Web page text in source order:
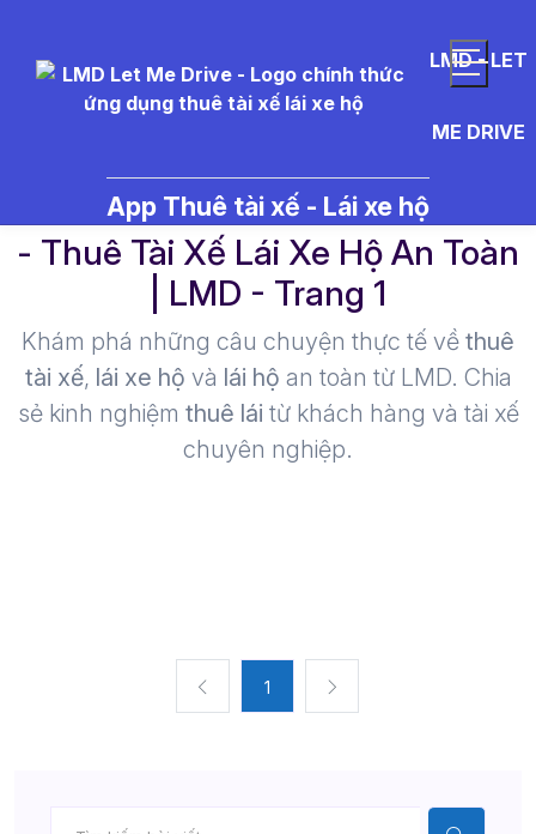
LMD - LET
ME DRIVE
App Thuê tài xế - Lái xe hộ
- Thuê Tài Xế Lái Xe Hộ An Toàn
| LMD - Trang 1​
Khám phá những câu chuyện thực tế về thuê
tài xế, lái xe hộ và lái hộ an toàn từ LMD. Chia
sẻ kinh nghiệm thuê lái từ khách hàng và tài xế
chuyên nghiệp.
1